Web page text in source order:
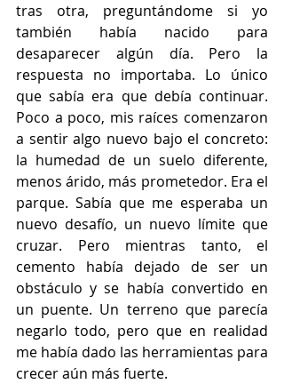
tras otra, preguntándome si yo
también había nacido para
desaparecer algún día. Pero la
respuesta no importaba. Lo único
que sabía era que debía continuar.
Poco a poco, mis raíces comenzaron
a sentir algo nuevo bajo el concreto:
la humedad de un suelo diferente,
menos árido, más prometedor. Era el
parque. Sabía que me esperaba un
nuevo desafío, un nuevo límite que
cruzar. Pero mientras tanto, el
cemento había dejado de ser un
obstáculo y se había convertido en
un puente. Un terreno que parecía
negarlo todo, pero que en realidad
me había dado las herramientas para
crecer aún más fuerte.